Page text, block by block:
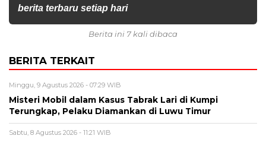
berita terbaru setiap hari
Berita ini 7 kali dibaca
BERITA TERKAIT
Minggu, 9 Agustus 2026 - 07:29 WIB
Misteri Mobil dalam Kasus Tabrak Lari di Kumpi
Terungkap, Pelaku Diamankan di Luwu Timur
Sabtu, 8 Agustus 2026 - 11:21 WIB